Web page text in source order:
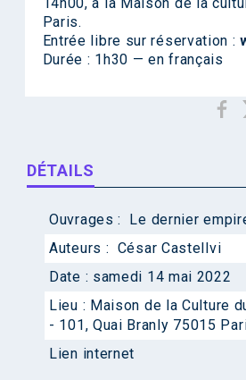
Paris.
Entrée libre sur réservation :
Durée : 1h30 — en français
DÉTAILS
Ouvrages :
Le dernier
Auteurs : César Castellvi
Date : samedi 14 mai 2022
Lieu : Maison de la Culture
- 101, Quai Branly 75015
Lien internet